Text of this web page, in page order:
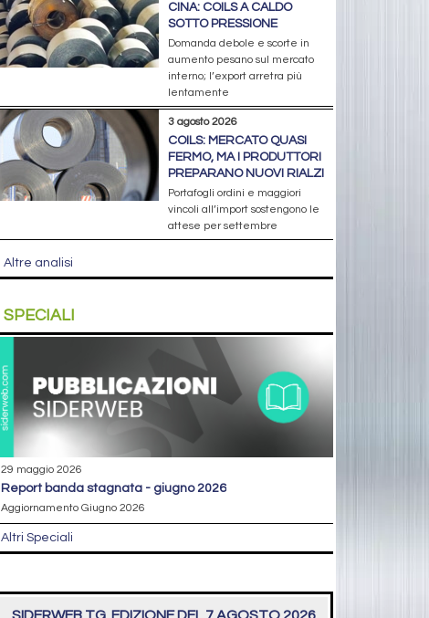
CINA: COILS A CALDO
SOTTO PRESSIONE
Domanda debole e scorte in
aumento pesano sul mercato
interno; l’export arretra più
lentamente
3 agosto 2026
COILS: MERCATO QUASI
FERMO, MA I PRODUTTORI
PREPARANO NUOVI RIALZI
Portafogli ordini e maggiori
vincoli all’import sostengono le
attese per settembre
Altre analisi
SPECIALI
29 maggio 2026
report banda stagnata - giugno 2026
Aggiornamento Giugno 2026
Altri Speciali